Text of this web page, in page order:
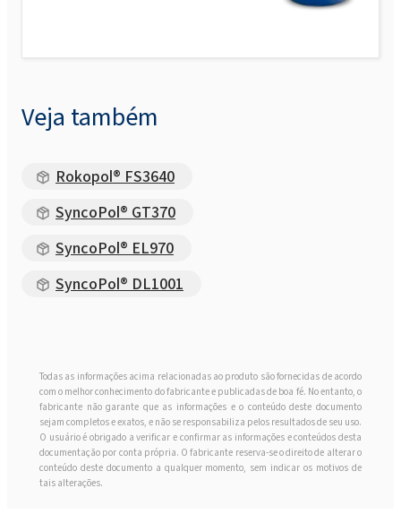
Veja também
Rokopol® FS3640
SyncoPol® GT370
SyncoPol® EL970
SyncoPol® DL1001
Todas as informações acima relacionadas ao produto são fornecidas de acordo
com o melhor conhecimento do fabricante e publicadas de boa fé. No entanto, o
fabricante não garante que as informações e o conteúdo deste documento
sejam completos e exatos, e não se responsabiliza pelos resultados de seu uso.
O usuário é obrigado a verificar e confirmar as informações e conteúdos desta
documentação por conta própria. O fabricante reserva-se o direito de alterar o
conteúdo deste documento a qualquer momento, sem indicar os motivos de
tais alterações.